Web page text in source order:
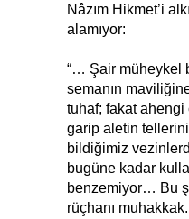
Nâzım Hikmet’i
alamıyor:
“… Şair müheykel
semanın
tuhaf; fakat
garip aletin
bildiğimiz
bugüne kadar
benzemiyor… Bu
rüçhanı